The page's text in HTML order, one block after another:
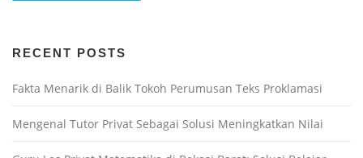
RECENT POSTS
Fakta Menarik di Balik Tokoh Perumusan Teks Proklamasi
Mengenal Tutor Privat Sebagai Solusi Meningkatkan Nilai